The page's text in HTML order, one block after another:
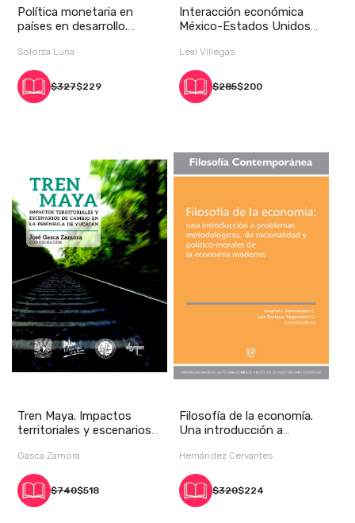
Política monetaria en
países en desarrollo.
Solorza Luna
$327$229
Interacción económica
México-Estados Unidos
Leal Villegas
$285$200
Tren Maya. Impactos
territoriales y escenarios
Gasca Zamora
$740$518
Filosofía de la economía.
Una introducción a
Hernández Cervantes
$320$224